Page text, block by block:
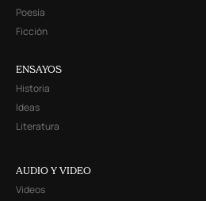
Poesía
Ficción
ENSAYOS
Historia
Ideas
Literatura
AUDIO Y VIDEO
Videos